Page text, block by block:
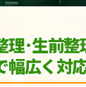
理･生前
幅広く対